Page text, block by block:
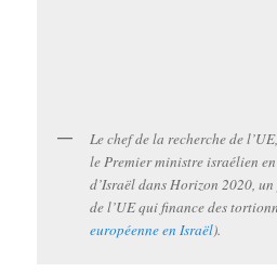
Le chef de la recherche de
le Premier ministre israélien
d’Israël dans Horizon 2020,
de l’UE qui finance des
européenne en Israël).